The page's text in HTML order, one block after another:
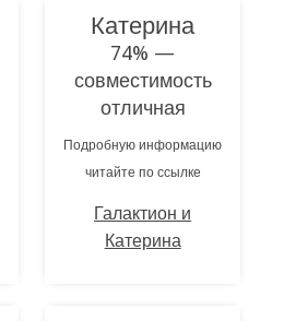
Катерина
74% —
совместимость
отличная
Подробную информацию
читайте по ссылке
Галактион и
Катерина